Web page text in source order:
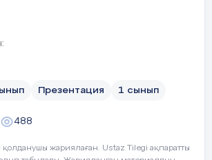
тәсілдер Саралау тапсырмалары
әдісі – әр түрлі оқушылар тобының
ұйымдастыру үшін арнайы оқыту
«Қатарға қосыл»
«Суреттер сөйлейді» әдісі
? Оның пайдасы мен одан алынатын
төлін, табыңыздар Бағалау
Презентация 1 сынып
488
жариялаған. Ustaz Tilegi ақпаратты